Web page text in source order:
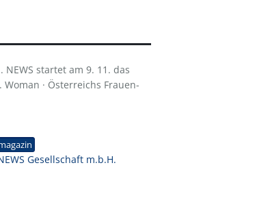
startet am 9. 11. das
· Österreichs Frauen-
Gesellschaft m.b.H.